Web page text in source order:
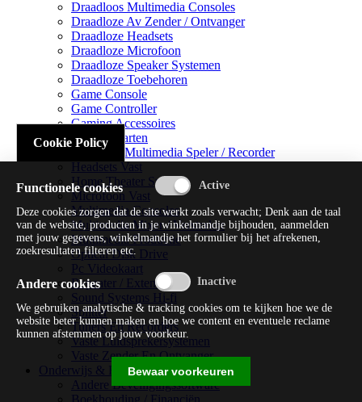
Draadloos Multimedia Consoles
Draadloze Av Zender / Ontvanger
Draadloze Headsets
Draadloze Microfoon
Draadloze Speaker Systemen
Draadloze Toebehoren
Game Console
Game Controller
Gaming Accessoires
Geluidskaarten
Handheld Multimedia Speler / Recorder
Headsets Vast
Home Theater Systems
Microfoon Vast
Multimedia Consoles
Multimedia Mixer / Versterker
Multimedia Productie
Optical Disk Drive
Pc Videokaart
Repeater / Extender
Sound Systems Hi-fi
Splitter
Tuners En Recorders
Vaste Luidsprekersystemen
Vaste Zender En Ontvanger
Onderwijs & Recreatie
Andere Beveiligingssoftware
Cookie Policy
Functionele cookies
Deze cookies zorgen dat de site werkt zoals verwacht; Denk aan de taal
van de website, producten in je winkelmandje bijhouden, aanmelden
met jouw gegevens, winkelmandje het formulier bij het afrekenen,
zoekresultaten filteren etc.
Andere cookies
We gebruiken analytische & tracking cookies om te kijken hoe we de
website beter kunnen maken en hoe we content en eventuele reclame
kunnen afstemmen op jouw voorkeur.
Bewaar voorkeuren